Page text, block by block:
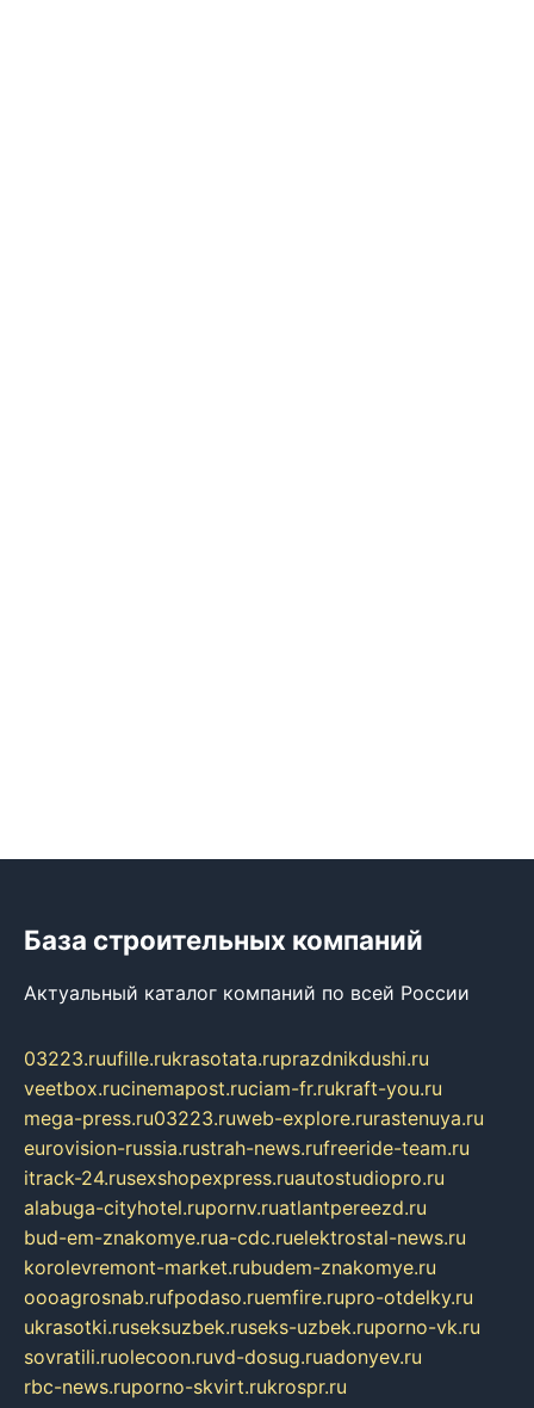
База строительных компаний
Актуальный каталог компаний по всей России
03223.ruufille.rukrasotata.ruprazdnikdushi.ru
veetbox.rucinemapost.ruciam-fr.rukraft-you.ru
mega-press.ru03223.ruweb-explore.rurastenuya.ru
eurovision-russia.rustrah-news.rufreeride-team.ru
itrack-24.rusexshopexpress.ruautostudiopro.ru
alabuga-cityhotel.rupornv.ruatlantpereezd.ru
bud-em-znakomye.rua-cdc.ruelektrostal-news.ru
korolevremont-market.rubudem-znakomye.ru
oooagrosnab.rufpodaso.ruemfire.rupro-otdelky.ru
ukrasotki.ruseksuzbek.ruseks-uzbek.ruporno-vk.ru
sovratili.ruolecoon.ruvd-dosug.ruadonyev.ru
rbc-news.ruporno-skvirt.rukrospr.ru